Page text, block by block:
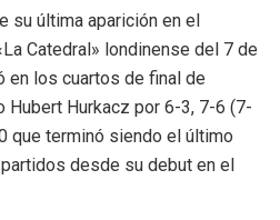
su última aparición en el
Catedral» londinense del 7 de
en los cuartos de final de
Hubert Hurkacz por 6-3, 7-6 (7-
que terminó siendo el último
desde su debut en el